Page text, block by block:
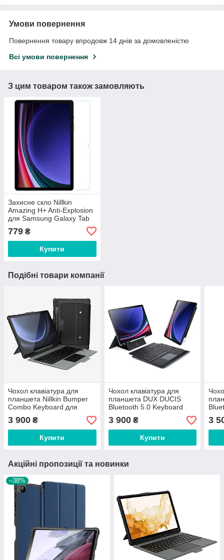
Умови повернення
Повернення товару впродовж 14 днів за домовленістю
Всі умови повернення
З цим товаром також замовляють
Захисне скло Nillkin
Amazing H+ Anti-Explosion
для Samsung Galaxy Tab
S9 Plus 12,4'' X816 (0.33
мм)
779 ₴
Купити
Подібні товари компанії
Чохол клавіатура для
планшета Nillkin Bumper
Combo Keyboard для
Samsung Galaxy Tab S8
Plus / S9 Plus 12.4'' з
підсвіткою
3 900 ₴
Купити
Чохол клавіатура для
планшета DUX DUCIS
Bluetooth 5.0 Keyboard
Samsung Galaxy Tab S9
Plus X810 / X816B 12.4'' з
підсвіткою Black
3 900₴
Купити
3
Акційні пропозиції та новинки
–38%